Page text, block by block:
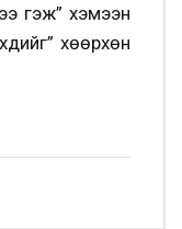
гэж” хэмээн
хөөрхөн